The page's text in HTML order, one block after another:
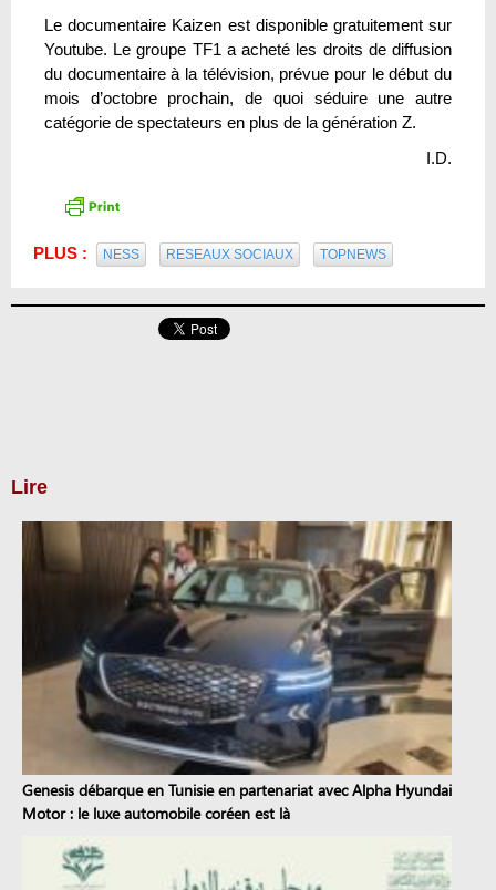
Le documentaire Kaizen est disponible gratuitement sur
Youtube. Le groupe TF1 a acheté les droits de diffusion
du documentaire à la télévision, prévue pour le début du
mois d’octobre prochain, de quoi séduire une autre
catégorie de spectateurs en plus de la génération Z.
I.D.
PLUS : NESS RESEAUX SOCIAUX TOPNEWS
Lire
Genesis débarque en Tunisie en partenariat avec Alpha Hyundai
Motor : le luxe automobile coréen est là